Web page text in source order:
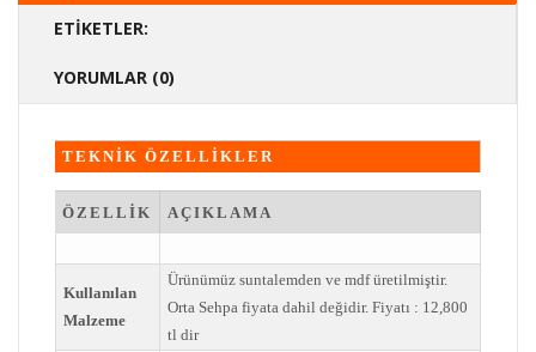
ETIKETLER:
YORUMLAR (0)
TEKNİK ÖZELLİKLER
ÖZELLİK AÇIKLAMA
Kullanılan
Malzeme
Ürünümüz suntalemden ve mdf üretilmiştir.
Orta Sehpa fiyata dahil değidir. Fiyatı : 12,800
tl dir